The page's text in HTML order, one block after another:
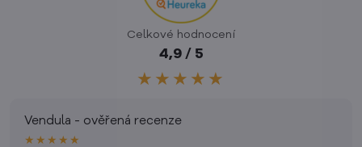
Celkové hodnocení
4,9 / 5
★★★★★
Vendula - ověřená recenze
★★★★★